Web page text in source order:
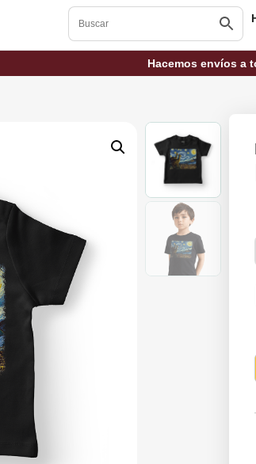
Hacemos envíos a